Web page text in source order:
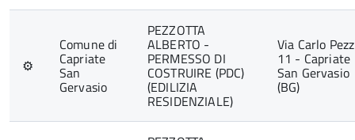
⚙
Comune di
Capriate
San
Gervasio
PEZZOTTA
ALBERTO -
PERMESSO DI
COSTRUIRE (PDC)
(EDILIZIA
RESIDENZIALE)
Via Carlo
11 - Capriate
San Gervasio
(BG)